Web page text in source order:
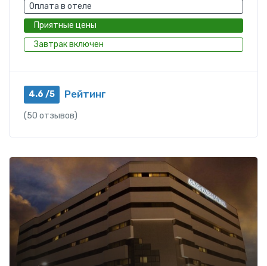
Оплата в отеле
Приятные цены
Завтрак включен
4.6 /5 Рейтинг
(50 отзывов)